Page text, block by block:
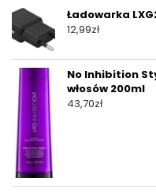
Ładowarka
12,99zł
No Inhibition
włosów 200ml
43,70zł